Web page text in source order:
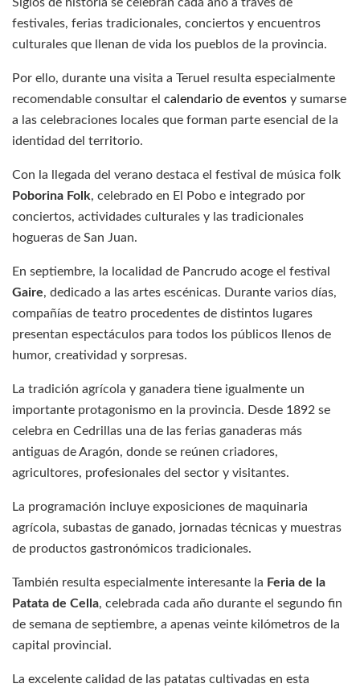
festivales, ferias tradicionales, conciertos y encuentros
culturales que llenan de vida los pueblos de la provincia.
Por ello, durante una visita a Teruel resulta especialmente
recomendable consultar el calendario de eventos y sumarse
a las celebraciones locales que forman parte esencial de la
identidad del territorio.
Con la llegada del verano destaca el festival de música folk
Poborina Folk, celebrado en El Pobo e integrado por
conciertos, actividades culturales y las tradicionales
hogueras de San Juan.
En septiembre, la localidad de Pancrudo acoge el festival
Gaire, dedicado a las artes escénicas. Durante varios días,
compañías de teatro procedentes de distintos lugares
presentan espectáculos para todos los públicos llenos de
humor, creatividad y sorpresas.
La tradición agrícola y ganadera tiene igualmente un
importante protagonismo en la provincia. Desde 1892 se
celebra en Cedrillas una de las ferias ganaderas más
antiguas de Aragón, donde se reúnen criadores,
agricultores, profesionales del sector y visitantes.
La programación incluye exposiciones de maquinaria
agrícola, subastas de ganado, jornadas técnicas y muestras
de productos gastronómicos tradicionales.
También resulta especialmente interesante la Feria de la
Patata de Cella, celebrada cada año durante el segundo fin
de semana de septiembre, a apenas veinte kilómetros de la
capital provincial.
La excelente calidad de las patatas cultivadas en esta